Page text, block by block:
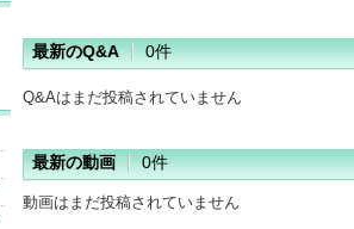
最新のQ&A 0件
Q&Aはまだ投稿されていません
最新の動画 0件
動画はまだ投稿されていません